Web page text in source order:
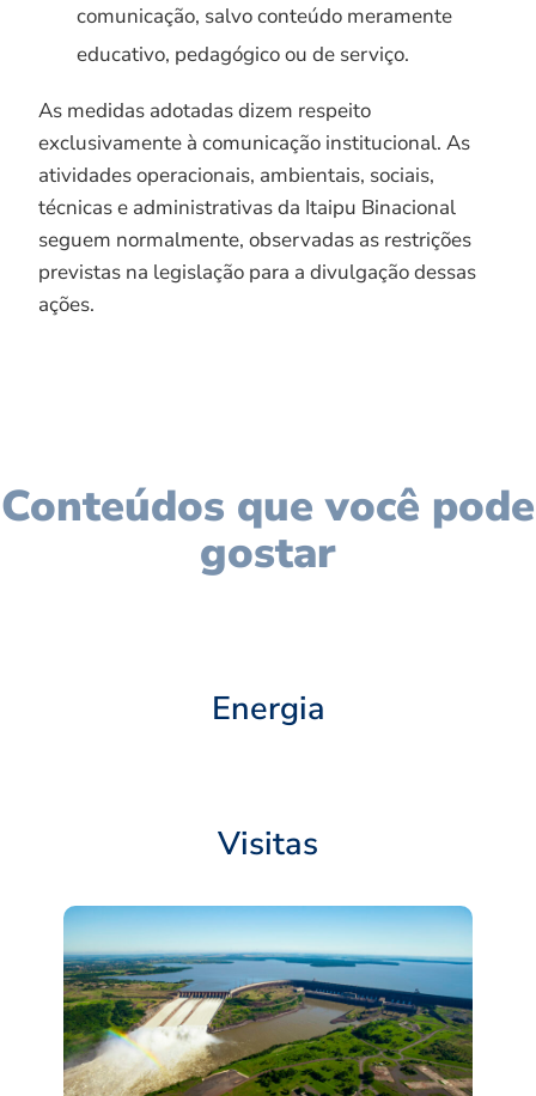
comunicação, salvo conteúdo meramente
educativo, pedagógico ou de serviço.
As medidas adotadas dizem respeito
exclusivamente à comunicação institucional. As
atividades operacionais, ambientais, sociais,
técnicas e administrativas da Itaipu Binacional
seguem normalmente, observadas as restrições
previstas na legislação para a divulgação dessas
ações.
Conteúdos que você pode
gostar
Energia
Visitas